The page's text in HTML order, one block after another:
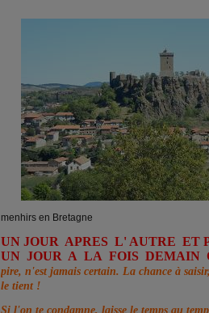
menhirs en Bretagne
UN JOUR APRES L' AUTRE ET
UN JOUR A LA FOIS DEMAIN
pire, n'est jamais certain. La chance à
le tient !
Si l'on te condamne, laisse le temps au